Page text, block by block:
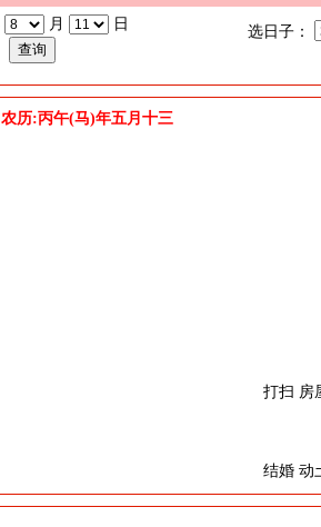
月 日 选日子：
农历:丙午(马)年五月十三
打扫 房
结婚 动